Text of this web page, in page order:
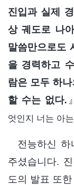
진입과 실제
상 궤도로 나
말씀만으로도
을 경력하고
람은 모두 하
할 수는 없다.
엇인지 너는 아
전능하신 하
주셨습니다.
도의 발표 또